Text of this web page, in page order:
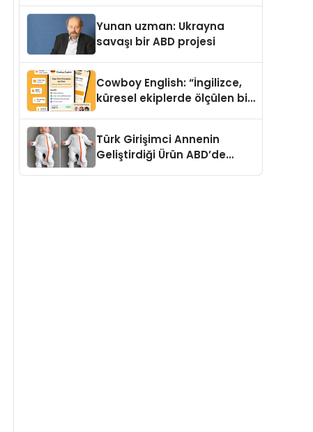
Yunan uzman: Ukrayna
savaşı bir ABD projesi
Cowboy English: “İngilizce,
küresel ekiplerde ölçülen bir
Türk Girişimci Annenin
Geliştirdiği Ürün ABD’de